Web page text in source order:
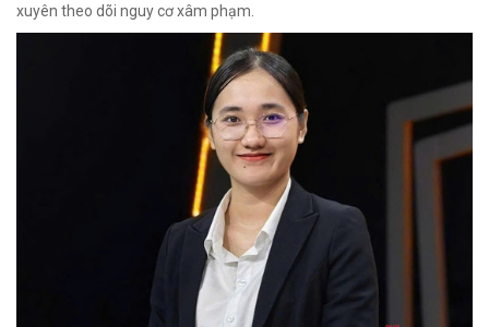
xuyên theo dõi nguy cơ xâm phạm.